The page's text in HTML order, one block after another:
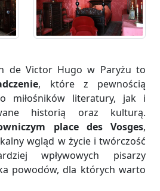
de Victor Hugo w Paryżu to
, które z pewnością
miłośników literatury, jak i
historią oraz kulturą.
place des Vosges,
wgląd w życie i twórczość
wpływowych pisarzy
powodów, dla których warto